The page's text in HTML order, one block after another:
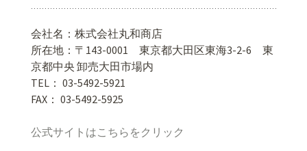
会社名：株式会社丸和商店
所在地：〒143-0001 東京都大田区東海3-2-6 東
京都中央 卸売大田市場内
TEL： 03-5492-5921
FAX： 03-5492-5925
公式サイトはこちらをクリック